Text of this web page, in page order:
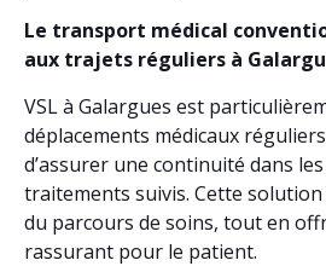
Le transport médical
aux trajets réguliers à
VSL à Galargues est
déplacements médicaux
d’assurer une continuité dans
traitements suivis. Cette
du parcours de soins, tout en
rassurant pour le patient.